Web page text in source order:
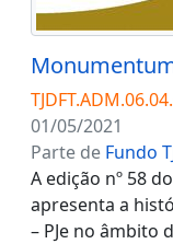
01/05/2021
Parte de Fundo
A edição nº 58
apresenta a
– PJe no âmbito